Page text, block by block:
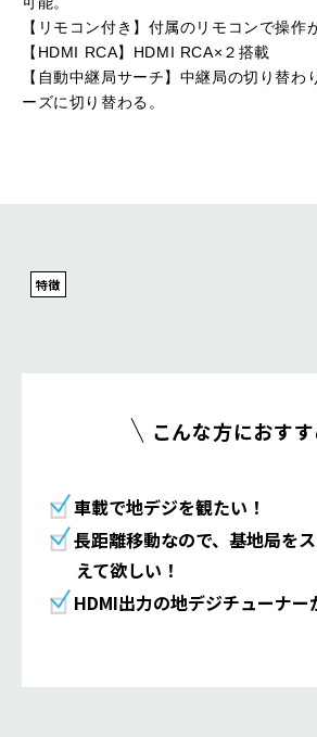
【リモコン付き】付属のリモコンで操作
【HDMI RCA】HDMI RCA×２搭載
【自動中継局サーチ】中継局の切り替わ
ーズに切り替わる。
特徴
こんな方におす
車載で地デジを観たい！
長距離移動なので、基地局を
えて欲しい！
HDMI出力の地デジチューナー